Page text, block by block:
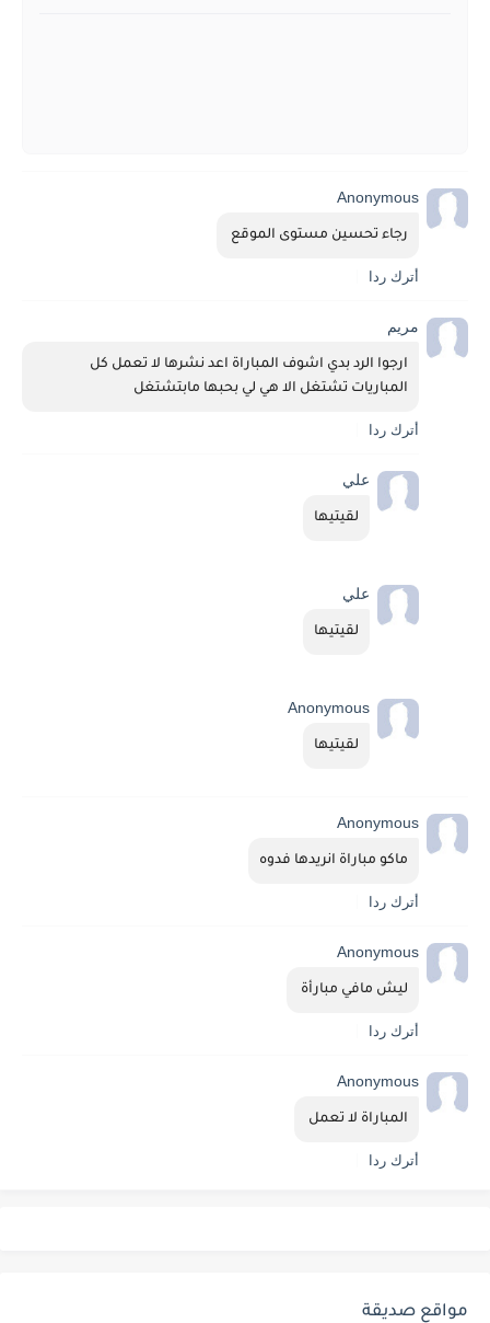
Anonymous
رجاء تحسين مستوى الموقع
أترك ردا
مريم
المباريات تشتغل الا هي لي بحبها مابتشتغل
أترك ردا
علي
لقيتيها
علي
لقيتيها
Anonymous
لقيتيها
Anonymous
ماكو مباراة انريدها فدوه
أترك ردا
Anonymous
ليش مافي مبارأة
أترك ردا
Anonymous
المباراة لا تعمل
أترك ردا
مواقع صديقة